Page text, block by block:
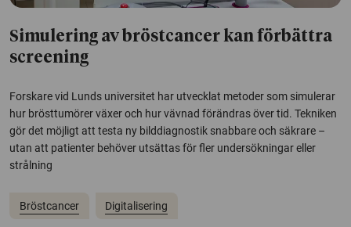
Simulering av bröstcancer kan förbättra
screening
Forskare vid Lunds universitet har utvecklat metoder som simulerar
hur brösttumörer växer och hur vävnad förändras över tid. Tekniken
gör det möjligt att testa ny bilddiagnostik snabbare och säkrare –
utan att patienter behöver utsättas för fler undersökningar eller
strålning
Bröstcancer Digitalisering